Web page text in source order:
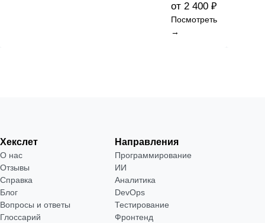
от 2 400 ₽
Посмотреть
→
Хекслет
О нас
Отзывы
Справка
Блог
Вопросы и ответы
Глоссарий
Направления
Программирование
ИИ
Аналитика
DevOps
Тестирование
Фронтенд